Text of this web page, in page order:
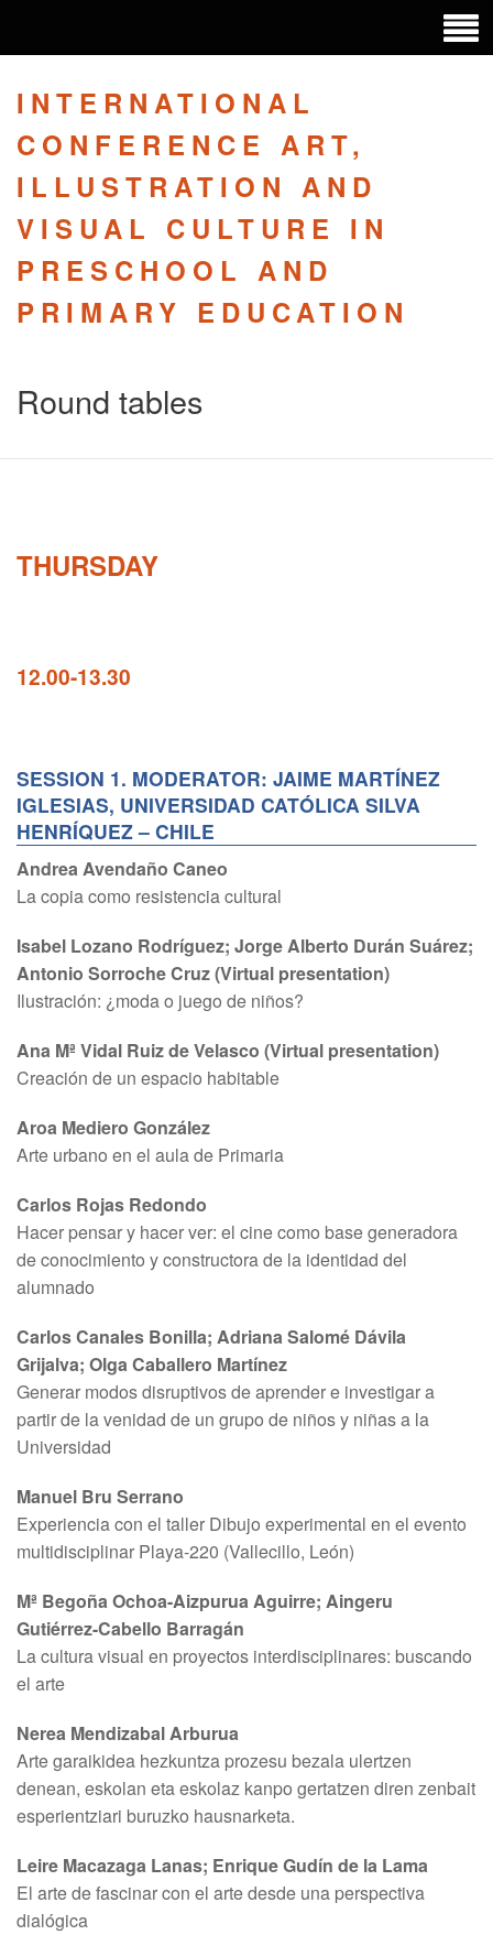
INTERNATIONAL
CONFERENCE ART,
ILLUSTRATION AND
VISUAL CULTURE IN
PRESCHOOL AND
PRIMARY EDUCATION
Round tables
THURSDAY
12.00-13.30
SESSION 1. MODERATOR: JAIME MARTÍNEZ
IGLESIAS, UNIVERSIDAD CATÓLICA SILVA
HENRÍQUEZ – CHILE
Andrea Avendaño Caneo
La copia como resistencia cultural
Isabel Lozano Rodríguez; Jorge Alberto Durán Suárez;
Antonio Sorroche Cruz (Virtual presentation)
Ilustración: ¿moda o juego de niños?
Ana Mª Vidal Ruiz de Velasco (Virtual presentation)
Creación de un espacio habitable
Aroa Mediero González
Arte urbano en el aula de Primaria
Carlos Rojas Redondo
Hacer pensar y hacer ver: el cine como base generadora
de conocimiento y constructora de la identidad del
alumnado
Carlos Canales Bonilla; Adriana Salomé Dávila
Grijalva; Olga Caballero Martínez
Generar modos disruptivos de aprender e investigar a
partir de la venidad de un grupo de niños y niñas a la
Universidad
Manuel Bru Serrano
Experiencia con el taller Dibujo experimental en el evento
multidisciplinar Playa-220 (Vallecillo, León)
Mª Begoña Ochoa-Aizpurua Aguirre; Aingeru
Gutiérrez-Cabello Barragán
La cultura visual en proyectos interdisciplinares: buscando
el arte
Nerea Mendizabal Arburua
Arte garaikidea hezkuntza prozesu bezala ulertzen
denean, eskolan eta eskolaz kanpo gertatzen diren zenbait
esperientziari buruzko hausnarketa.
Leire Macazaga Lanas; Enrique Gudín de la Lama
El arte de fascinar con el arte desde una perspectiva
dialógica